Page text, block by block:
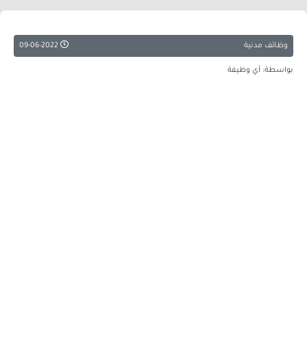
وظائف مدنية
بواسطة: أي وظيفة